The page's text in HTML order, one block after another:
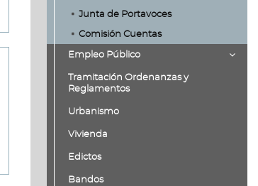
Junta de Portavoces
Comisión Cuentas
Empleo Público
Tramitación Ordenanzas y
Reglamentos
Urbanismo
Vivienda
Edictos
Bandos